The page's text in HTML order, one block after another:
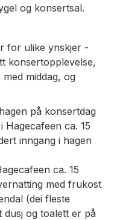
og konsertsal.
for ulike ynskjer -
konsertopplevelse,
middag, og
på konsertdag
Hagecafeen ca. 15
inngang i hagen
ca. 15
med frukost
(dei fleste
dusj og toalett er på